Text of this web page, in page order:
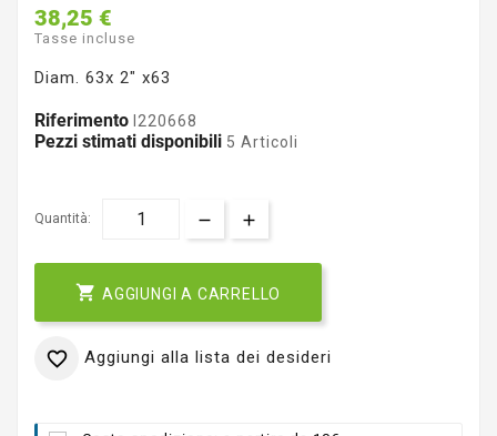
38,25 €
Tasse incluse
Diam. 63x 2" x63
Riferimento I220668
Pezzi stimati disponibili 5 Articoli
Quantità:
 AGGIUNGI A CARRELLO
 Aggiungi alla lista dei desideri